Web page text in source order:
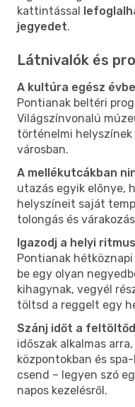
kattintással
jegyedet.
Látnivalók és
A kultúra egész
Pontianak beltéri
Világszínvonalú
történelmi
városban.
A mellékutcákban
utazás egyik előnye,
helyszíneit saját
tolongás és
Igazodj a helyi
Pontianak
be egy olyan
kihagynak, vegyél
töltsd a reggelt egy
Szánj időt a
időszak alkalmas
központokban és
csend – legyen szó
napos kezelésről.